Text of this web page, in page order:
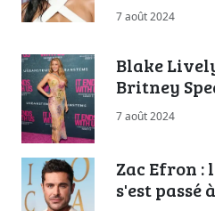
7 août 2024
Blake
Britney
7 août 2024
Zac Efron :
s'est passé